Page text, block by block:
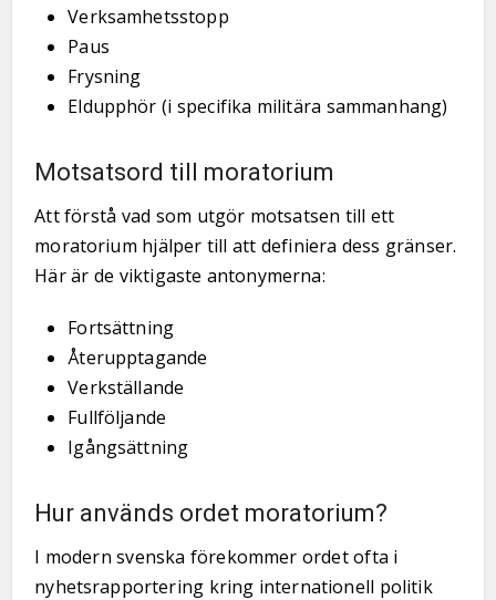
Verksamhetsstopp
Paus
Frysning
Eldupphör (i specifika militära sammanhang)
Motsatsord till moratorium
Att förstå vad som utgör motsatsen till ett
moratorium hjälper till att definiera dess gränser.
Här är de viktigaste antonymerna:
Fortsättning
Återupptagande
Verkställande
Fullföljande
Igångsättning
Hur används ordet moratorium?
I modern svenska förekommer ordet ofta i
nyhetsrapportering kring internationell politik